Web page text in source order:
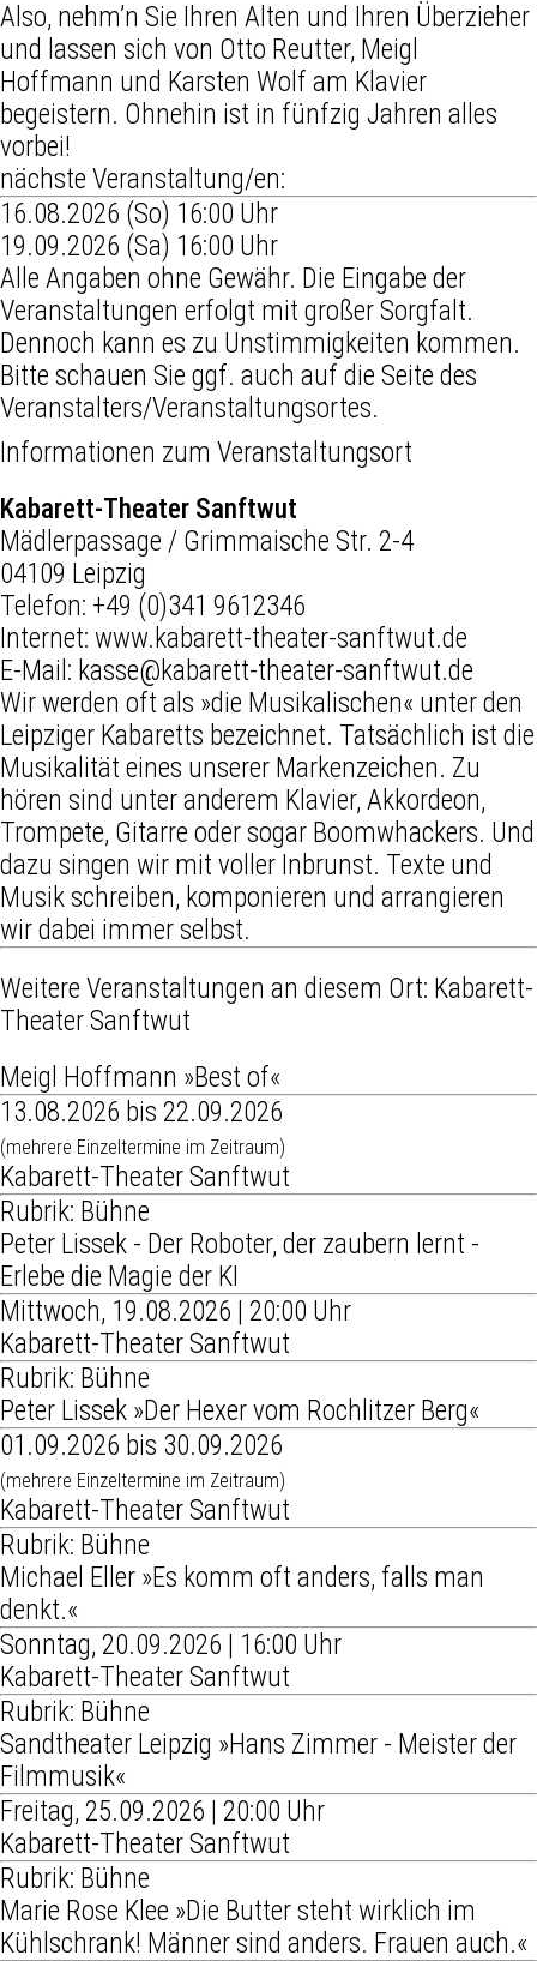
Also, nehm’n Sie Ihren Alten und Ihren Überzieher
und lassen sich von Otto Reutter, Meigl
Hoffmann und Karsten Wolf am Klavier
begeistern. Ohnehin ist in fünfzig Jahren alles
vorbei!
nächste Veranstaltung/en:
16.08.2026 (So) 16:00 Uhr
19.09.2026 (Sa) 16:00 Uhr
Alle Angaben ohne Gewähr. Die Eingabe der
Veranstaltungen erfolgt mit großer Sorgfalt.
Dennoch kann es zu Unstimmigkeiten kommen.
Bitte schauen Sie ggf. auch auf die Seite des
Veranstalters/Veranstaltungsortes.
Informationen zum Veranstaltungsort
Kabarett-Theater Sanftwut
Mädlerpassage / Grimmaische Str. 2-4
04109 Leipzig
Telefon: +49 (0)341 9612346
Internet: www.kabarett-theater-sanftwut.de
E-Mail: kasse@kabarett-theater-sanftwut.de
Wir werden oft als »die Musikalischen« unter den
Leipziger Kabaretts bezeichnet. Tatsächlich ist die
Musikalität eines unserer Markenzeichen. Zu
hören sind unter anderem Klavier, Akkordeon,
Trompete, Gitarre oder sogar Boomwhackers. Und
dazu singen wir mit voller Inbrunst. Texte und
Musik schreiben, komponieren und arrangieren
wir dabei immer selbst.
Weitere Veranstaltungen an diesem Ort: Kabarett-
Theater Sanftwut
Meigl Hoffmann »Best of«
13.08.2026 bis 22.09.2026
(mehrere Einzeltermine im Zeitraum)
Kabarett-Theater Sanftwut
Rubrik: Bühne
Peter Lissek - Der Roboter, der zaubern lernt -
Erlebe die Magie der KI
Mittwoch, 19.08.2026 | 20:00 Uhr
Kabarett-Theater Sanftwut
Rubrik: Bühne
Peter Lissek »Der Hexer vom Rochlitzer Berg«
01.09.2026 bis 30.09.2026
(mehrere Einzeltermine im Zeitraum)
Kabarett-Theater Sanftwut
Rubrik: Bühne
Michael Eller »Es komm oft anders, falls man
denkt.«
Sonntag, 20.09.2026 | 16:00 Uhr
Kabarett-Theater Sanftwut
Rubrik: Bühne
Sandtheater Leipzig »Hans Zimmer - Meister der
Filmmusik«
Freitag, 25.09.2026 | 20:00 Uhr
Kabarett-Theater Sanftwut
Rubrik: Bühne
Marie Rose Klee »Die Butter steht wirklich im
Kühlschrank! Männer sind anders. Frauen auch.«